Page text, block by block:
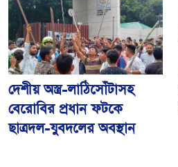
দেশীয় অস্ত্র-লাঠিসোঁটাসহ
বেরোবির প্রধান ফটকে
ছাত্রদল-যুবদলের অবস্থান